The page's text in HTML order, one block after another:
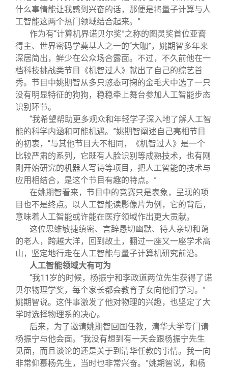
什么事情能让我感到兴奋的话，那便是将量子计算与人
工智能这两个热门领域结合起来。”
作为有“计算机界诺贝尔奖”之称的图灵奖首位亚裔
得主、世界密码学奠基人之一的“大咖”，姚期智多年来
深居简出，鲜少在公众场合露面。不过，不久前他在一
档科技挑战类节目《机智过人》献出了自己的综艺首
秀。节目中姚期智从多只憨态可掬的金毛犬中选了一只
没有明显特征的狗狗，稳稳牵上舞台参加人工智能步态
识别环节。
“我希望帮助更多观众和年轻学子深入地了解人工智
能的科学内涵和可能机遇。”姚期智阐述自己亮相节目
的初衷，“与其他节目大不相同，《机智过人》是一个
比较严肃的系列，它既有人脸识别等成熟技术，也有刚
刚开始研究的机器人写诗等项目，把人工智能的技术与
应用相结合，是这个节目有趣的特点。”
在姚期智看来，节目中的竞赛只是表象，呈现的项
目也不是终点。以人工智能读影像片为例，它的背后，
意味着人工智能或许能在医疗领域作出更大贡献。
这位思维敏捷缜密、言辞恳切幽默、待人亲切和蔼
的老人，跨越大洋，回到故土，翻过一座又一座学术高
山，坚定地行走在人工智能与量子计算机研究前沿。
人工智能领域大有可为
“我11岁的时候，杨振宁和李政道两位先生获得了诺
贝尔物理学奖，每个家长都会教育子女向他们学习。”
姚期智说。这件事激发了他对物理的兴趣，也坚定了大
学时选择物理系的决心。
后来，为了邀请姚期智回国任教，清华大学专门请
杨振宁与他会面。“我没有想到有一天会跟杨振宁先生
见面，而且谈论的还是关于到清华任教的事情。我一向
非常仰慕杨先生，当时也非常兴奋。”姚期智说，和杨